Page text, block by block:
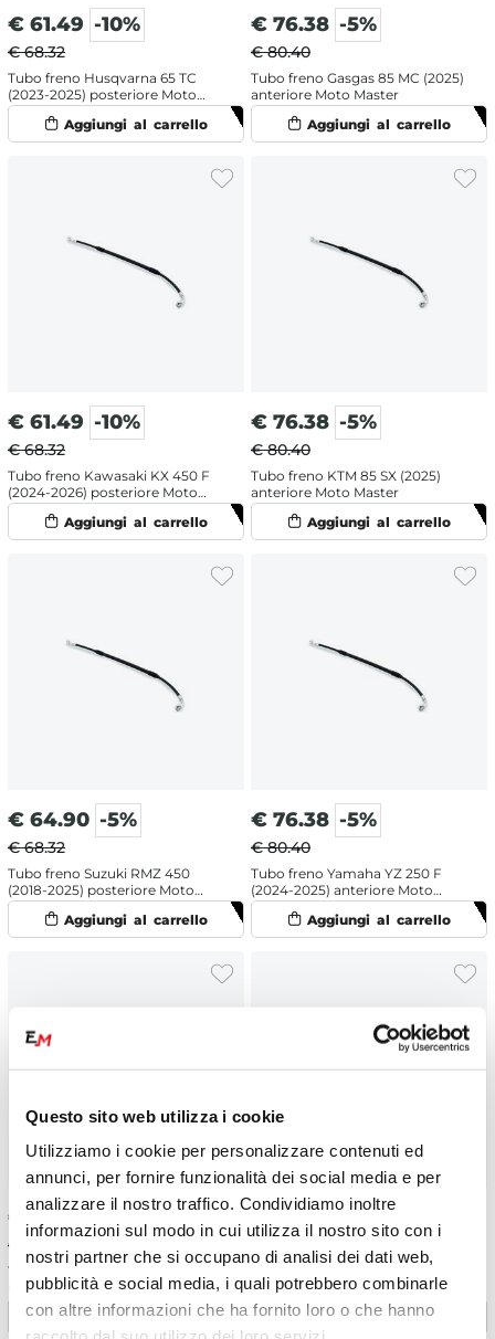
Questo sito web utilizza i cookie
Utilizziamo i cookie per personalizzare contenuti ed
annunci, per fornire funzionalità dei social media e per
analizzare il nostro traffico. Condividiamo inoltre
informazioni sul modo in cui utilizza il nostro sito con i
nostri partner che si occupano di analisi dei dati web,
pubblicità e social media, i quali potrebbero combinarle
con altre informazioni che ha fornito loro o che hanno
€ 61.49 -10%
€ 68.32
Tubo freno Husqvarna 65 TC
(2023-2025) posteriore Moto
Master
€ 76.38 -5%
€ 80.40
Tubo freno Gasgas 85 MC (2025)
anteriore Moto Master
€ 61.49 -10%
€ 68.32
Tubo freno Kawasaki KX 450 F
(2024-2026) posteriore Moto
Master
€ 76.38 -5%
€ 80.40
Tubo freno KTM 85 SX (2025)
anteriore Moto Master
€ 64.90 -5%
€ 68.32
Tubo freno Suzuki RMZ 450
(2018-2025) posteriore Moto
Master
€ 76.38 -5%
€ 80.40
Tubo freno Yamaha YZ 250 F
(2024-2025) anteriore Moto
Master
€ 76.38 -5%
€ 80.40
Tubo freno Yamaha YZ 125
(2008-2025) anteriore Moto
Master
€ 61.49 -10%
(2019-2025) posteriore Moto
Master